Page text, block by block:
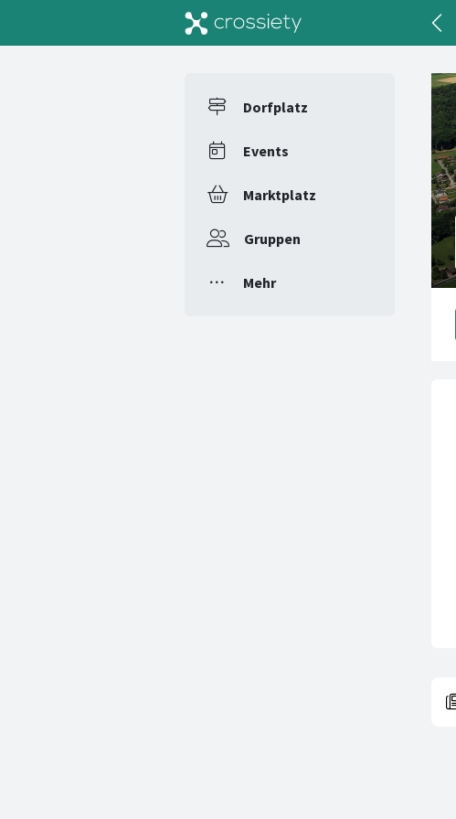
Dorfplatz
Events
Marktplatz
Gruppen
Mehr